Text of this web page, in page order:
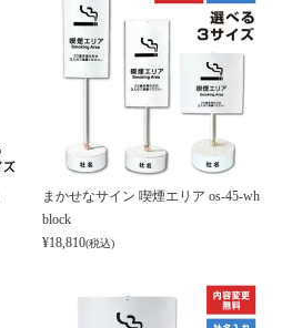
まかせなサイン 喫煙エリア os-45-wh
block
¥18,810(税込)